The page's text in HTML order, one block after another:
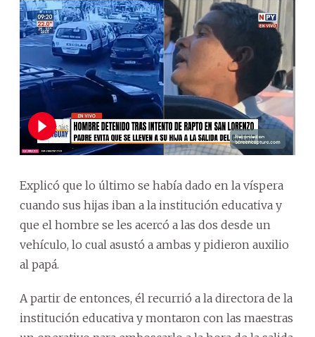
Explicó que lo último se había dado en la víspera
cuando sus hijas iban a la institución educativa y
que el hombre se les acercó a las dos desde un
vehículo, lo cual asustó a ambas y pidieron auxilio
al papá.
A partir de entonces, él recurrió a la directora de la
institución educativa y montaron con las maestras